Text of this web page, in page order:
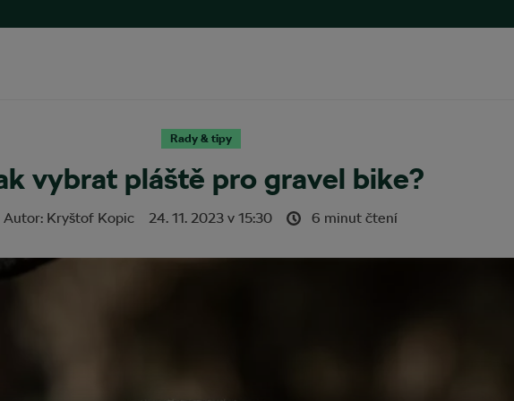
Rady & tipy
vybrat pláště pro gravel bike?
Autor: Kryštof Kopic 24. 11. 2023 v 15:30 6 minut čtení